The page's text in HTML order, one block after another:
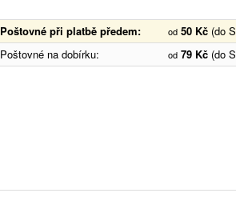
Poštovné při platbě předem: od 50 Kč (do
Poštovné na dobírku:
od 79 Kč (do